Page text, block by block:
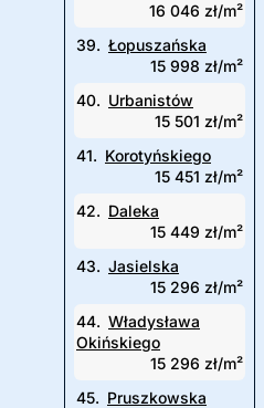
16 046 zł/m²
39. Łopuszańska
15 998 zł/m²
40. Urbanistów
15 501 zł/m²
41. Korotyńskiego
15 451 zł/m²
42. Daleka
15 449 zł/m²
43. Jasielska
15 296 zł/m²
44. Władysława
Okińskiego
15 296 zł/m²
45. Pruszkowska